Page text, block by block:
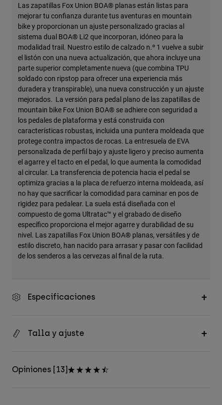
Las zapatillas Fox Union BOA® planas están listas para
mejorar tu confianza durante tus aventuras en mountain
bike y proporcionan un ajuste personalizado gracias al
sistema dual BOA® Li2 que incorporan, idóneo para la
modalidad trail. Nuestro estilo de calzado n.º 1 vuelve a subir
el listón con una nueva actualización, que ahora incluye una
parte superior completamente nueva (que combina TPU
soldado con ripstop para ofrecer una experiencia más
duradera y transpirable), una nueva construcción y un ajuste
mejorados. La versión para pedal plano de las zapatillas de
mountain bike Fox Union BOA® se adhiere con seguridad a
los pedales de plataforma y está construida con
características robustas, incluida una puntera moldeada que
protege contra impactos de rocas. La entresuela de EVA
personalizada de perfil bajo y ajuste ligero y preciso aumenta
el agarre y el tacto en el pedal, lo que aumenta la comodidad
al circular. La transferencia de potencia hacia el pedal se
optimiza gracias a la placa de refuerzo interna moldeada, así
no hay que sacrificar la comodidad para caminar en pos de
rigidez para pedalear. La suela está diseñada con el
compuesto de goma Ultratac™ y el grabado de diseño
específico proporciona el mejor agarre y durabilidad de su
nivel. Las zapatillas Fox Union BOA® planas, versátiles y de
estilo discreto, han nacido para arrasar y pasar con facilidad
de los senderos a las cervezas al final de la ruta.
Especificaciones
Talla y ajuste
Opiniones [13]